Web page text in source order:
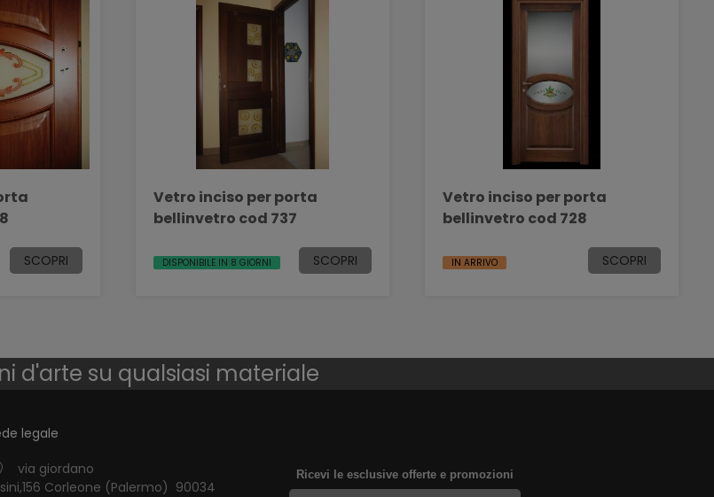
SCOPRI
Vetro inciso per porta
bellinvetro cod 737
DISPONIBILE IN 8 GIORNI SCOPRI
Vetro inciso per porta
bellinvetro cod 728
IN ARRIVO SCOPRI
d'arte su qualsiasi materiale
legale
via giordano
Corleone (Palermo) 90034
Ricevi le esclusive offerte e promozioni